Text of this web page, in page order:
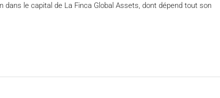
dans le capital de La Finca Global Assets, dont dépend tout son